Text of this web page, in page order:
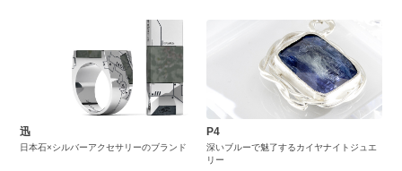
迅
日本石×シルバーアクセサリーのブランド
P4
深いブルーで魅了するカイヤナイトジュエ
リー